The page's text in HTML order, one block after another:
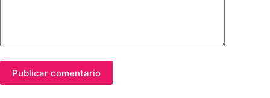
Publicar comentario